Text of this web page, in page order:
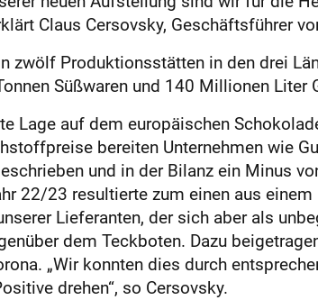
Claus Cersovsky, Geschäftsführer
zwölf Produktionsstätten in den drei
Süßwaren und 140 Millionen Liter
Lage auf dem europäischen
bereiten Unternehmen wie
und in der Bilanz ein Minus
22/23 resultierte zum einen aus
Lieferanten, der sich aber als
dem Teckboten. Dazu
„Wir konnten dies durch
drehen“, so Cersovsky.